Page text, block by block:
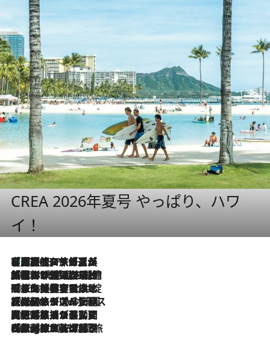
CREA 2026年夏号 やっぱり、ハワ
イ！
2026.8.7
【厳選旅コスメ】「多機能アイテムがメイン！」旅好き美容エディターが選んだ夏旅ベストコスメを発表【Mサイズジップ】
2026.8.6
「荷物が増えるほど旅ストレスは増す」美容ジャーナリストがたどり着いた最終結論。“化粧品を劇的に減らす”感動の凝縮美容とは
2026.8.6
「旅先には金髪ウィッグを持参」日本と同じメイクでは損してる!? 美容ジャーナリストが提案する“掟破りの旅美容”とは
2026.8.6
【厳選旅コスメ】「身軽さ＆UV対策重視！」ヘアアーティストshucoが選んだ夏旅ベストコスメを発表【Mサイズジップ】
2026.8.5
【厳選旅コスメ】国内をあちこち移動する河井菜摘が選んだ夏旅ベストコスメ発表！「リラックスアイテムはマスト」【Mサイズジップ】
2026.8.4
【厳選旅コスメ】「紫外線＆乾燥対策しながらメイク感も！」ヘア＆メイクGeorgeが選んだ夏旅ベストコスメを発表！【Mサイズジップ】